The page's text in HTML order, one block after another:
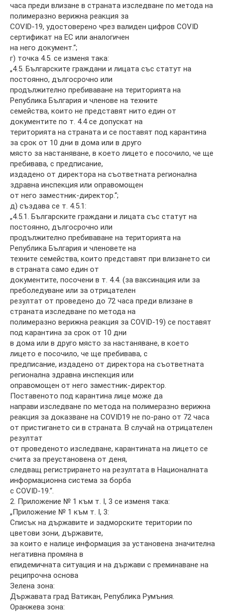
часа преди влизане в страната изследване по метода на
полимеразно верижна реакция за
COVID-19, удостоверено чрез валиден цифров COVID
сертификат на ЕС или аналогичен
на него документ.“;
г) точка 4.5. се изменя така:
„4.5. Българските граждани и лицата със статут на
постоянно, дългосрочно или
продължително пребиваване на територията на
Република България и членове на техните
семейства, които не представят нито един от
документите по т. 4.4 се допускат на
територията на страната и се поставят под карантина
за срок от 10 дни в дома или в друго
място за настаняване, в което лицето е посочило, че ще
пребивава, с предписание,
издадено от директора на съответната регионална
здравна инспекция или оправомощен
от него заместник-директор.“;
д) създава се т. 4.5.1:
„4.5.1. Българските граждани и лицата със статут на
постоянно, дългосрочно или
продължително пребиваване на територията на
Република България и членовете на
техните семейства, които представят при влизането си
в страната само един от
документите, посочени в т. 4.4. (за ваксинация или за
преболедуване или за отрицателен
резултат от проведено до 72 часа преди влизане в
страната изследване по метода на
полимеразно верижна реакция за COVID-19) се поставят
под карантина за срок от 10 дни
в дома или в друго място за настаняване, в което
лицето е посочило, че ще пребивава, с
предписание, издадено от директора на съответната
регионална здравна инспекция или
оправомощен от него заместник-директор.
Поставеното под карантина лице може да
направи изследване по метода на полимеразно верижна
реакция за доказване на COVID19 не по-рано от 72 часа
от пристигането си в страната. В случай на отрицателен
резултат
от проведеното изследване, карантината на лицето се
счита за преустановена от деня,
следващ регистрирането на резултата в Националната
информационна система за борба
с COVID-19.“.
2. Приложение № 1 към т. I, 3 се изменя така:
„Приложение № 1 към т. I, 3:
Списък на държавите и задморските територии по
цветови зони, държавите,
за които е налице информация за установена значителна
негативна промяна в
епидемичната ситуация и на държави с преминаване на
реципрочна основа
Зелена зона:
Държавата град Ватикан, Република Румъния.
Оранжева зона: